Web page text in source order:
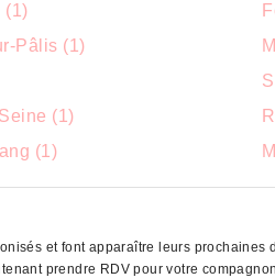
(1)
Pâlis (1)
(1)
(1)
et font apparaître leurs
prendre RDV pour votre